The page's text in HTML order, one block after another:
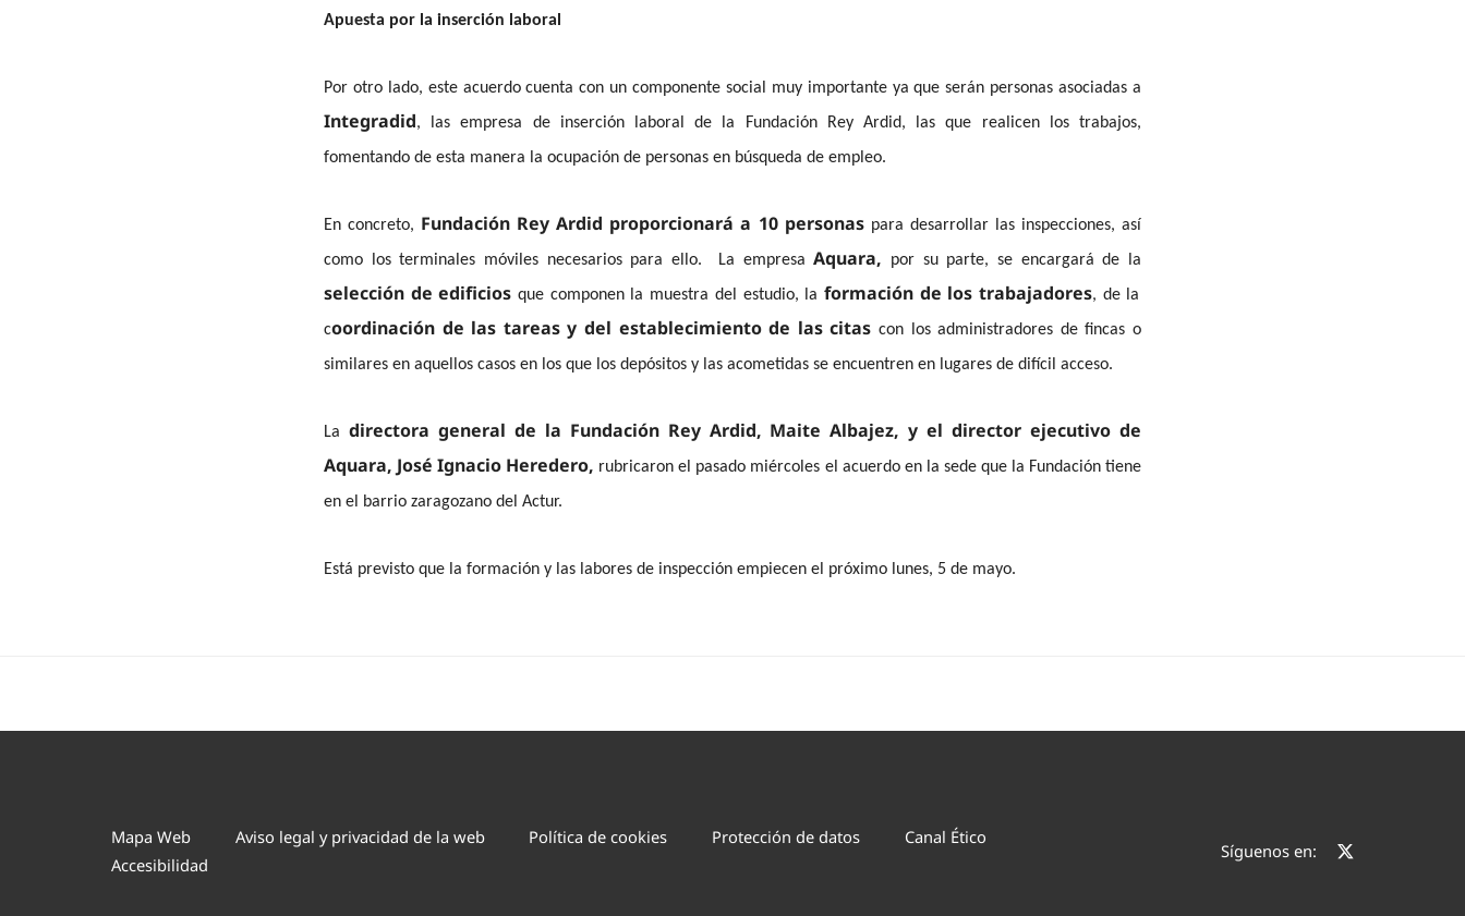
Apuesta por la inserción laboral
Por otro lado, este acuerdo cuenta con un componente social muy importante ya que serán personas asociadas a
Integradid, las empresa de inserción laboral de la Fundación Rey Ardid, las que realicen los trabajos,
fomentando de esta manera la ocupación de personas en búsqueda de empleo.
En concreto, Fundación Rey Ardid proporcionará a 10 personaspara desarrollar las inspecciones, así
como los terminales móviles necesarios para ello. La empresaAquara, por su parte, se encargará de la
selección de edificios que componen la muestra del estudio, la formación de los trabajadores, de la
coordinación de las tareas y del establecimiento de las citas con los administradores de fincas o
similares en aquellos casos en los que los depósitos y las acometidas se encuentren en lugares de difícil acceso.
La directora general de la Fundación Rey Ardid, Maite Albajez, y el director ejecutivo de
Aquara, José Ignacio Heredero, rubricaron el pasado miércoles el acuerdo en la sede que la Fundación tiene
en el barrio zaragozano del Actur.
Está previsto que la formación y las labores de inspección empiecen el próximo lunes, 5 de mayo.
Mapa Web Aviso legal y privacidad de la web Política de cookies Protección de datos
Canal Ético
Accesibilidad
Síguenos en: